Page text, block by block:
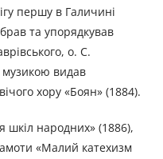
першу в Галичині
та упорядкував
о. С.
музикою видав
хору «Боян» (1884).
шкіл народних» (1886),
«Малий катехизм